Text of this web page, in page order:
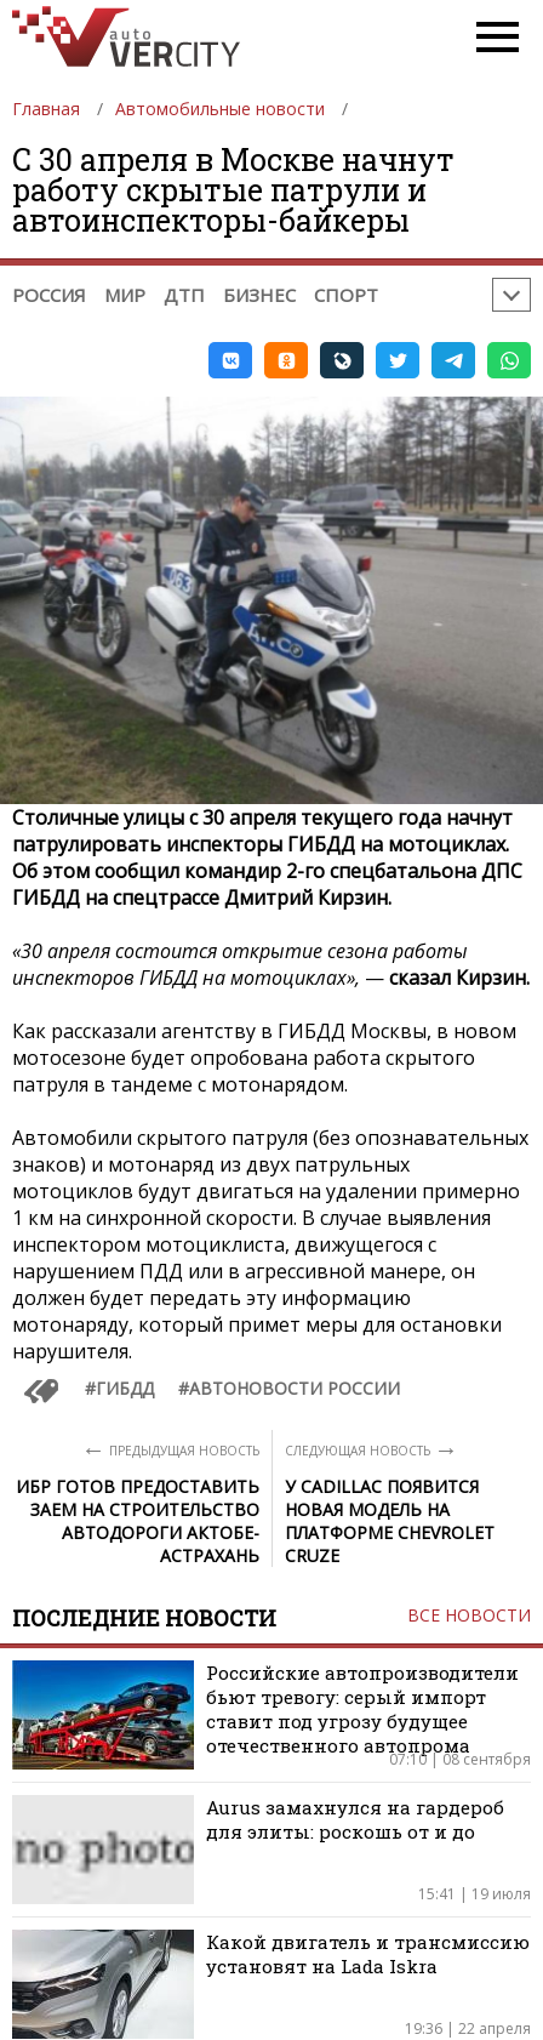
Главная Автомобильные новости
С 30 апреля в Москве начнут
работу скрытые патрули и
автоинспекторы-байкеры
РОССИЯ МИР ДТП БИЗНЕС СПОРТ
НОВОСТИ АВТОСПОРТА:
ФОРМУЛА 2
ФОРМУЛА 3
INDYCAR
NASCAR ФОРМУЛА-Е
ERC
РАЛЛИ-РЕЙДЫ
TRC INTERNATIONAL SERIES
MOTO3
WSBK TOURIST TROPHY МОТОКРОСС
Столичные улицы с 30 апреля текущего года начнут
патрулировать инспекторы ГИБДД на мотоциклах.
Об этом сообщил командир 2-го спецбатальона ДПС
ГИБДД на спецтрассе Дмитрий Кирзин.
«30 апреля состоится открытие сезона работы
инспекторов ГИБДД на мотоциклах», —сказал Кирзин.
Как рассказали агентству в ГИБДД Москвы, в новом
мотосезоне будет опробована работа скрытого
патруля в тандеме с мотонарядом.
Автомобили скрытого патруля (без опознавательных
знаков) и мотонаряд из двух патрульных
мотоциклов будут двигаться на удалении примерно
1 км на синхронной скорости. В случае выявления
инспектором мотоциклиста, движущегося с
нарушением ПДД или в агрессивной манере, он
должен будет передать эту информацию
мотонаряду, который примет меры для остановки
нарушителя.
ГИБДД АВТОНОВОСТИ РОССИИ
← ПРЕДЫДУЩАЯ НОВОСТЬ
ИБР ГОТОВ ПРЕДОСТАВИТЬ
ЗАЕМ НА СТРОИТЕЛЬСТВО
АВТОДОРОГИ АКТОБЕ-
АСТРАХАНЬ
СЛЕДУЮЩАЯ НОВОСТЬ →
У CADILLAC ПОЯВИТСЯ
НОВАЯ МОДЕЛЬ НА
ПЛАТФОРМЕ CHEVROLET
CRUZE
ПОСЛЕДНИЕ НОВОСТИ ВСЕ НОВОСТИ
Российские автопроизводители
бьют тревогу: серый импорт
ставит под угрозу будущее
отечественного автопрома
07:10 | 08 сентября
Aurus замахнулся на гардероб
для элиты: роскошь от и до
15:41 | 19 июля
Какой двигатель и трансмиссию
установят на Lada Iskra
19:36 | 22 апреля